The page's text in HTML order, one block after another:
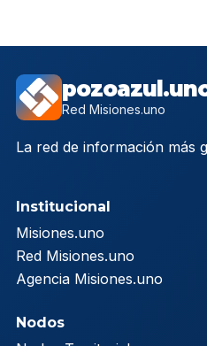
Red Misiones.uno
La red de información más
Institucional
Misiones.uno
Red Misiones.uno
Agencia Misiones.uno
Nodos